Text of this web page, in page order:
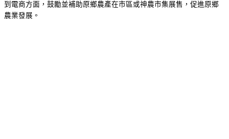
到電商方面，鼓勵並補助原鄉農產在市區或神農市集展售，促進原鄉
農業發展。